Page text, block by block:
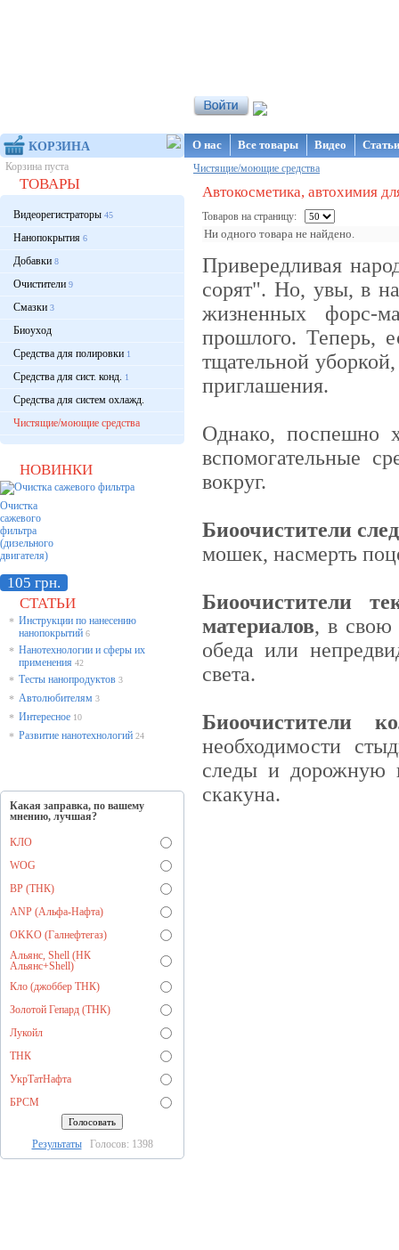
КОРЗИНА
Корзина пуста
ТОВАРЫ
Видеорегистраторы 45
Нанопокрытия 6
Добавки 8
Очистители 9
Смазки 3
Биоуход
Средства для полировки 1
Средства для сист. конд. 1
Средства для систем охлажд.
Чистящие/моющие средства
НОВИНКИ
Очистка
сажевого
фильтра
(дизельного
двигателя)
105 грн.
СТАТЬИ
* Инструкции по нанесению
нанопокрытий 6
* Нанотехнологии и сферы их
применения 42
* Тесты нанопродуктов 3
* Автолюбителям 3
* Интересное 10
* Развитие нанотехнологий 24
Какая заправка, по вашему
мнению, лучшая?
КЛО
WOG
BP (ТНК)
ANP (Альфа-Нафта)
OKKO (Галнефтегаз)
Альянс, Shell (НК
Альянс+Shell)
Кло (джоббер ТНК)
Золотой Гепард (ТНК)
Лукойл
ТНК
УкрТатНафта
БРСМ
РезультатыГолосов: 1398
О нас Все товары Видео
Чистящие/моющие средства
Автокосметика, автохимия
Товаров на страницу:
Ни одного товара не найдено.
Привередливая
сорят". Но, увы, в
жизненных форс-
прошлого. Теперь,
тщательной уборкой,
приглашения.
Однако, поспешно
вспомогательные
вокруг.
Биоочистители
мошек, насмерть
Биоочистители
материалов, в свою
обеда или
света.
Биоочистители
необходимости
следы и дорожную
скакуна.